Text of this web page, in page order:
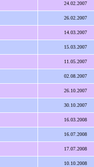
24.02.2007
26.02.2007
14.03.2007
15.03.2007
11.05.2007
02.08.2007
26.10.2007
30.10.2007
16.03.2008
16.07.2008
17.07.2008
10.10.2008